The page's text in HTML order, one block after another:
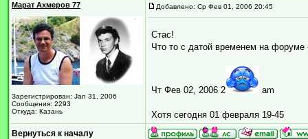
Марат Ахмеров 77
Зарегистрирован: Jan 31, 2006
Сообщения: 2293
Откуда: Казань
Добавлено: Ср Фев 01, 2006 20:45
Стас!
Что то с датой временем на форуме
Чт Фев 02, 2006 2 am
Хотя сегодня 01 февраля 19-45
Вернуться к началу